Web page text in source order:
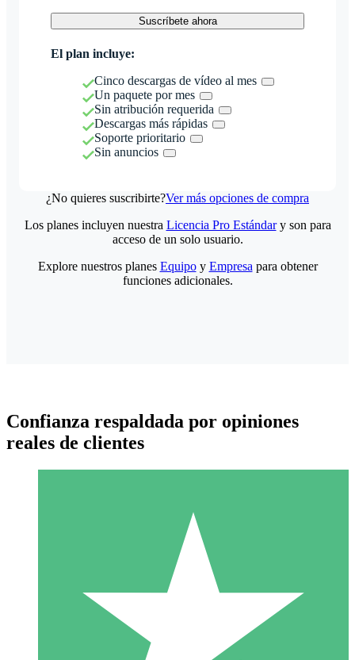
Suscríbete ahora
El plan incluye:
Cinco descargas de vídeo al mes
Un paquete por mes
Sin atribución requerida
Descargas más rápidas
Soporte prioritario
Sin anuncios
¿No quieres suscribirte?Ver más opciones de compra
Paquetes de Créditos Individuales
Paga según el uso con créditos de descarga. Sin compromiso
Los planes incluyen nuestra Licencia Pro Estándary son para
acceso de un solo usuario.
Explore nuestros planes Equipoy Empresa para obtener
funciones adicionales.
Confianza respaldada por opiniones
reales de clientes